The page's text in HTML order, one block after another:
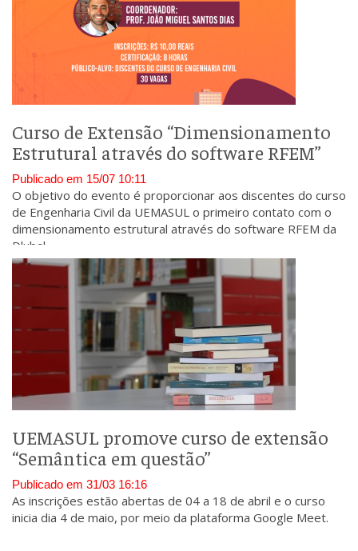
Curso de Extensão “Dimensionamento
Estrutural através do software RFEM”
Publicado em 15/07 10:11
O objetivo do evento é proporcionar aos discentes do curso
de Engenharia Civil da UEMASUL o primeiro contato com o
dimensionamento estrutural através do software RFEM da
Dlubal.
UEMASUL promove curso de extensão
“Semântica em questão”
Publicado em 31/03 16:16
As inscrições estão abertas de 04 a 18 de abril e o curso
inicia dia 4 de maio, por meio da plataforma Google Meet.